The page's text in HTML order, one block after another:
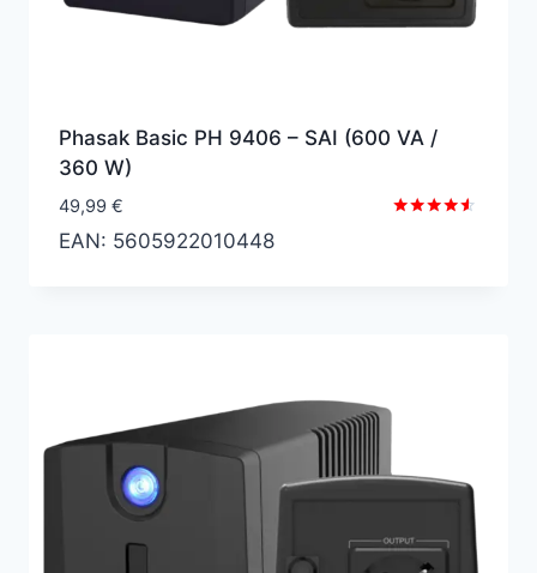
Phasak Basic PH 9406 – SAI (600 VA /
360 W)
49,99 €
EAN: 5605922010448